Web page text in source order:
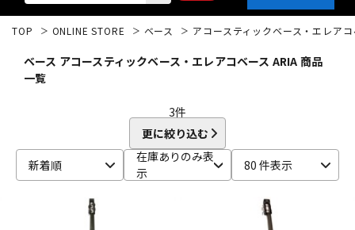
ベース ウクレレ
TOP ONLINE STORE ベース アコースティックベース・エレア
ベース アコースティックベース・エレアコベース ARIA 商品
一覧
3件
更に絞り込む
新着順
在庫ありのみ表
示
80 件表示